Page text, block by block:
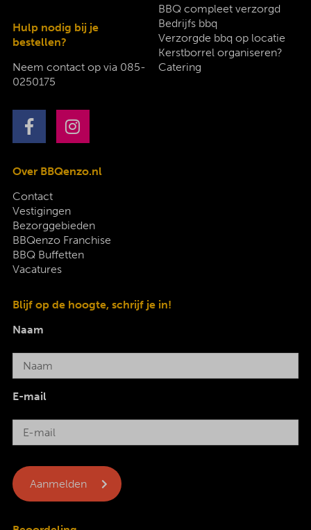
Hulp nodig bij je
bestellen?
Neem contact op via 085-
0250175
BBQ compleet verzorgd
Bedrijfs bbq
Verzorgde bbq op locatie
Kerstborrel organiseren?
Catering
Over BBQenzo.nl
Contact
Vestigingen
Bezorggebieden
BBQenzo Franchise
BBQ Buffetten
Vacatures
Blijf op de hoogte, schrijf je in!
Naam
E-mail